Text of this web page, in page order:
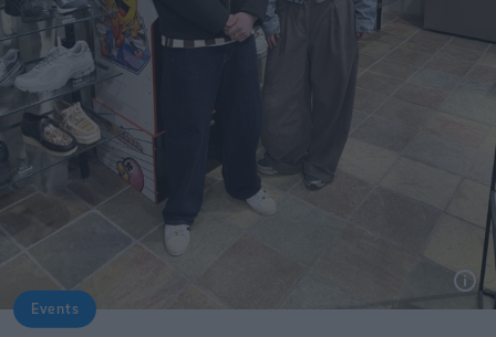
Events